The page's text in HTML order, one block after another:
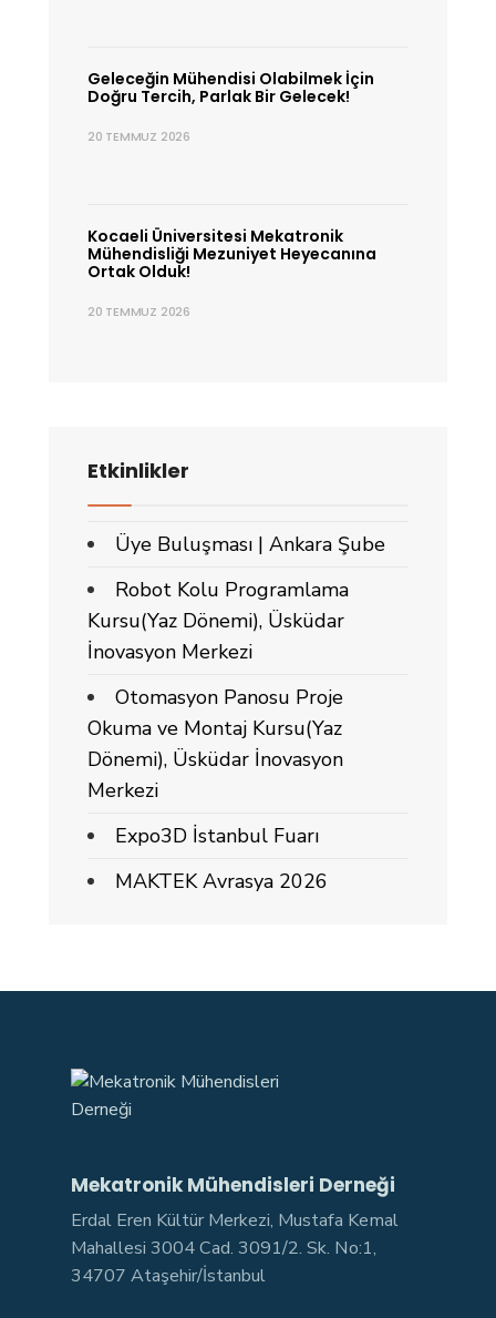
Geleceğin Mühendisi Olabilmek İçin
Doğru Tercih, Parlak Bir Gelecek!
20 TEMMUZ 2026
Kocaeli Üniversitesi Mekatronik
Mühendisliği Mezuniyet Heyecanına
Ortak Olduk!
20 TEMMUZ 2026
Etkinlikler
Üye Buluşması | Ankara Şube
Robot Kolu Programlama
Kursu(Yaz Dönemi), Üsküdar
İnovasyon Merkezi
Otomasyon Panosu Proje
Okuma ve Montaj Kursu(Yaz
Dönemi), Üsküdar İnovasyon
Merkezi
Expo3D İstanbul Fuarı
MAKTEK Avrasya 2026
Mekatronik Mühendisleri Derneği
Erdal Eren Kültür Merkezi, Mustafa Kemal
Mahallesi 3004 Cad. 3091/2. Sk. No:1,
34707 Ataşehir/İstanbul